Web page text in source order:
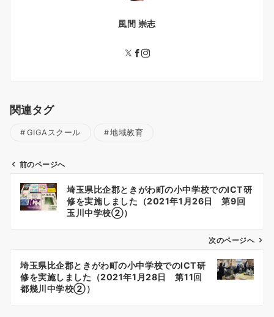
風間 崇志
関連タグ
GIGAスクール 地域教育
ビ
ン
前のページへ
埼玉県比企郡ときがわ町の小中学校でのICT研
修を実施しました（2021年1月26日 第9回
玉川中学校②）
次のページへ
埼玉県比企郡ときがわ町の小中学校でのICT研
修を実施しました（2021年1月28日 第11回
都幾川中学校②）